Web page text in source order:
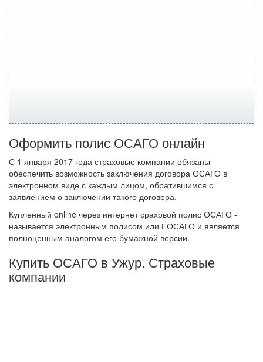
Оформить полис ОСАГО онлайн
С 1 января 2017 года страховые компании обязаны
обеспечить возможность заключения договора ОСАГО в
электронном виде с каждым лицом, обратившимся с
заявлением о заключении такого договора.
Купленный online через интернет сраховой полис ОСАГО -
называется электронным полисом или ЕОСАГО и является
полноценным аналогом его бумажной версии.
Купить ОСАГО в Ужур. Страховые
компании